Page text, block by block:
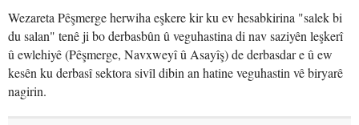
Wezareta Pêşmerge herwiha eşkere kir ku ev hesabkirina "salek bi
du salan" tenê ji bo derbasbûn û veguhastina di nav saziyên leşkerî
û ewlehiyê (Pêşmerge, Navxweyî û Asayîş) de derbasdar e û ew
kesên ku derbasî sektora sivîl dibin an hatine veguhastin vê biryarê
nagirin.